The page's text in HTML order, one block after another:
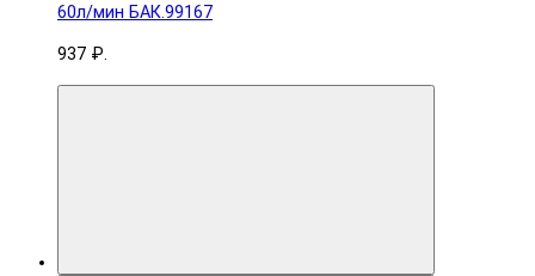
60л/мин БАК.99167
937 ₽.